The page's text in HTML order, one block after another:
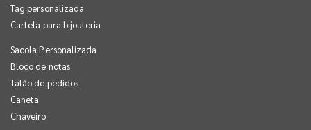
Tag personalizada
Cartela para bijouteria
Sacola Personalizada
Bloco de notas
Talão de pedidos
Caneta
Chaveiro